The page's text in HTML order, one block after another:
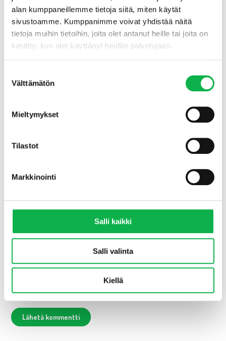
alan kumppaneillemme tietoja siitä, miten käytät
sivustoamme. Kumppanimme voivat yhdistää näitä
tietoja muihin tietoihin, joita olet antanut heille tai joita on
kerätty, kun olet käyttänyt heidän palvelujaan.
valinta
Välttämätön
Mieltymykset
Tilastot
Markkinointi
Salli kaikki
Salli valinta
Kiellä
Sähköpostiosoitettasi ei julkaista. Pakolliset kentät on merkitty
Kommentti*
Nimi*
Sähköpostiosoite*
Tallenna nimeni, sähköpostiosoitteeni ja sivustoni tähän
selaimeen seuraavaa kommentointikertaa varten.